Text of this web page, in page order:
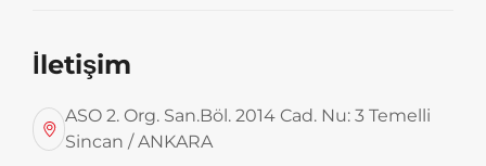
İletişim
ASO 2. Org. San.Böl. 2014 Cad. Nu: 3 Temelli
Sincan / ANKARA